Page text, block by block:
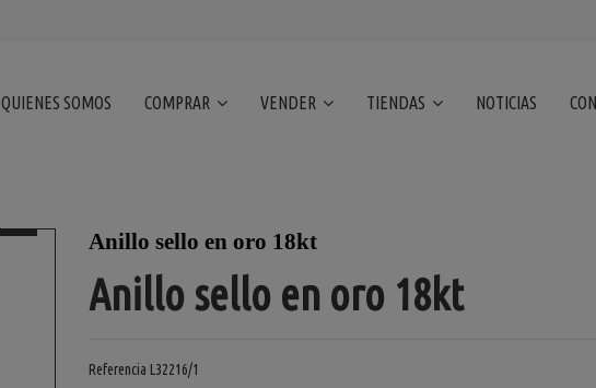
QUIENES SOMOS COMPRAR VENDER TIENDAS NOTICIAS
Anillo sello en oro 18kt
Anillo sello en oro 18kt
Referencia L32216/1